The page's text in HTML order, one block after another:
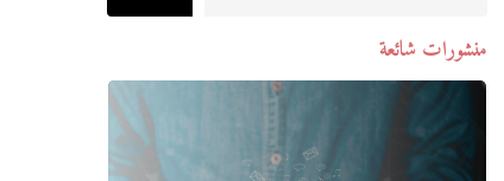
منشورات شائعة